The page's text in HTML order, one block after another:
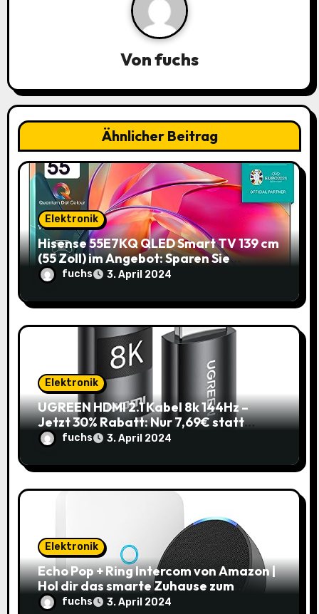
t
i
o
n
Vonfuchs
Ähnlicher Beitrag
Elektronik
Hisense 55E7KQ QLED Smart TV 139 cm
(55 Zoll) im Angebot: Sparen Sie
145,85€!
fuchs 3. April 2024
Elektronik
UGREEN HDMI 2.1 Kabel 8k 144Hz –
Jetzt 30% Rabatt: Nur 7,69€ statt
10,99€
fuchs 3. April 2024
Elektronik
Echo Pop + Ring Intercom von Amazon |
Hol dir das smarte Zuhause zum
Schnäppchenpreis!
fuchs 3. April 2024